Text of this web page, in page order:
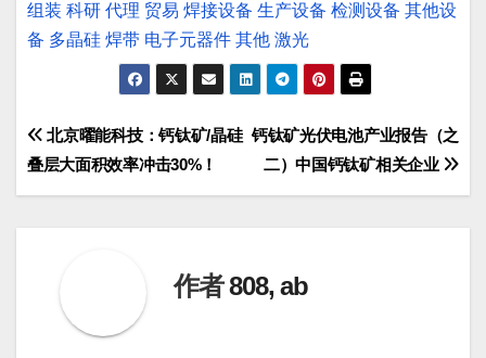
组装 科研 代理 贸易 焊接设备 生产设备 检测设备 其他设
备 多晶硅 焊带 电子元器件 其他 激光
文
章
钙钛矿光伏电池产业报告（之
二）中国钙钛矿相关企业
北京曜能科技：钙钛矿/晶硅
叠层大面积效率冲击30%！
作者808, ab